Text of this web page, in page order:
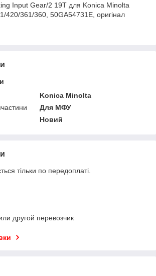
Input Gear/2 19T для Konica Minolta
420/361/360, 50GA54731E, оригінал
Konica Minolta
Для МФУ
Новий
тільки по передоплаті.
другой перевозчик